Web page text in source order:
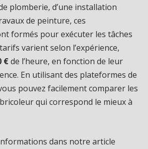
plomberie, d’une installation
de peinture, ces
formés pour exécuter les tâches
varient selon l’expérience,
€de l’heure, en fonction de leur
En utilisant des plateformes de
pouvez facilement comparer les
qui correspond le mieux à
dans notre article